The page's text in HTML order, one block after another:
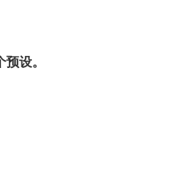
设。